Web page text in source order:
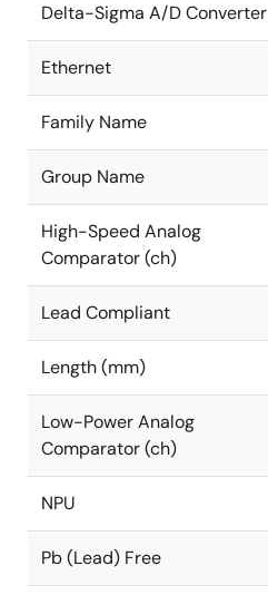
Delta-Sigma A/D Converter
Ethernet
Family Name
Group Name
High-Speed Analog
Comparator (ch)
Lead Compliant
Length (mm)
Low-Power Analog
Comparator (ch)
NPU
Pb (Lead) Free